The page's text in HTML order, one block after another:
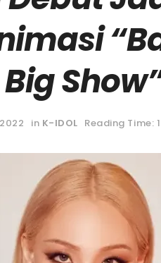
Big
in K-IDOL Reading Time: